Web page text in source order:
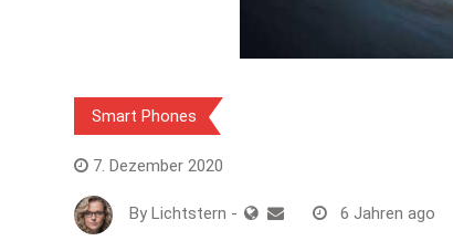
Smart Phones
7. Dezember 2020
By Lichtstern - 6 Jahren ago